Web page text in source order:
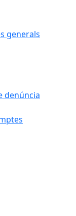
generals
denúncia